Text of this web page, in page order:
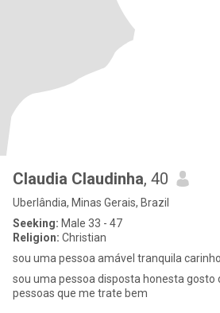
Claudia Claudinha, 40
Uberlândia, Minas Gerais, Brazil
Seeking: Male 33 - 47
Religion: Christian
sou uma pessoa amável tranquila
sou uma pessoa disposta honesta gosto
pessoas que me trate bem